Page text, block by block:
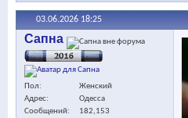
03.06.2026 18:25
Сапна
Пол
Женский
Адрес
Одесса
Сообщений
182,153